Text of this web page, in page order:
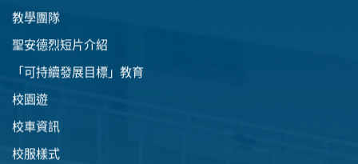
教學團隊
聖安德烈短片介紹
「可持續發展目標」教育
校園遊
校車資訊
校服樣式